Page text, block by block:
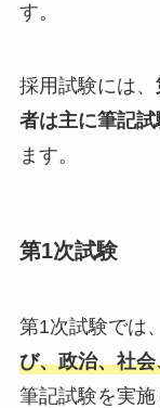
す。
採用試験には、
者は主に筆記
ます。
第1次試験
第1次試験では
び、政治、社
筆記試験を実施